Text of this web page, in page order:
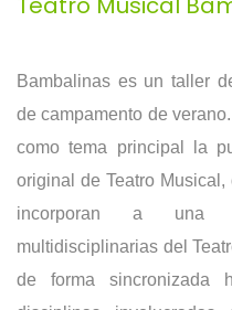
Bambalinas es un taller
de campamento de
como tema principal la
original de Teatro
incorporan a una
multidisciplinarias del
de forma sincronizada